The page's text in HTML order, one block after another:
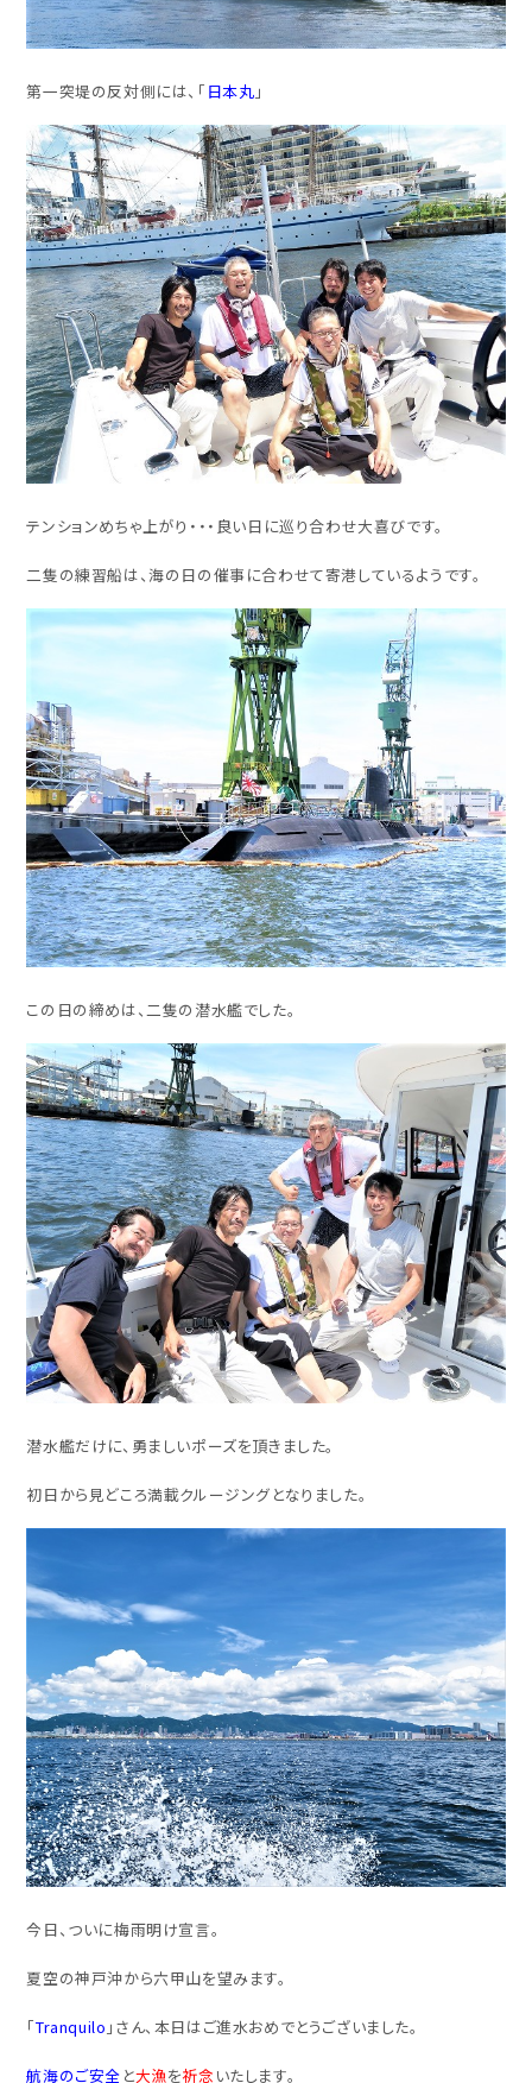
第一突堤の反対側には、「 日本丸 」
テンションめちゃ上がり・・・良い日に巡り合わせ大喜びです。
二隻の練習船は、海の日の催事に合わせて寄港しているようです。
この日の締めは、二隻の潜水艦でした。
潜水艦だけに、勇ましいポーズを頂きました。
初日から見どころ満載クルージングとなりました。
今日、ついに梅雨明け宣言。
夏空の神戸沖から六甲山を望みます。
「Tranquilo 」さん、本日はご進水おめでとうございました。
航海のご安全 と大漁を祈念 いたします。